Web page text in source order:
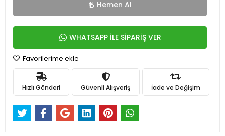
Hemen Al
WHATSAPP İLE SİPARİŞ VER
Favorilerime ekle
Hızlı Gönderi Güvenli Alışveriş İade ve Değişim